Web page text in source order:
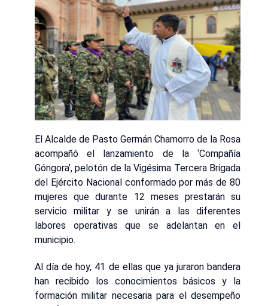
El Alcalde de Pasto Germán Chamorro de la Rosa
acompañó el lanzamiento de la ‘Compañía
Góngora’, pelotón de la Vigésima Tercera Brigada
del Ejército Nacional conformado por más de 80
mujeres que durante 12 meses prestarán su
servicio militar y se unirán a las diferentes
labores operativas que se adelantan en el
municipio.
Al día de hoy, 41 de ellas que ya juraron bandera
han recibido los conocimientos básicos y la
formación militar necesaria para el desempeño